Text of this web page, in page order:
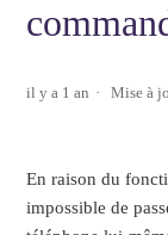
il y a 1 an Mise à
En raison du
impossible de